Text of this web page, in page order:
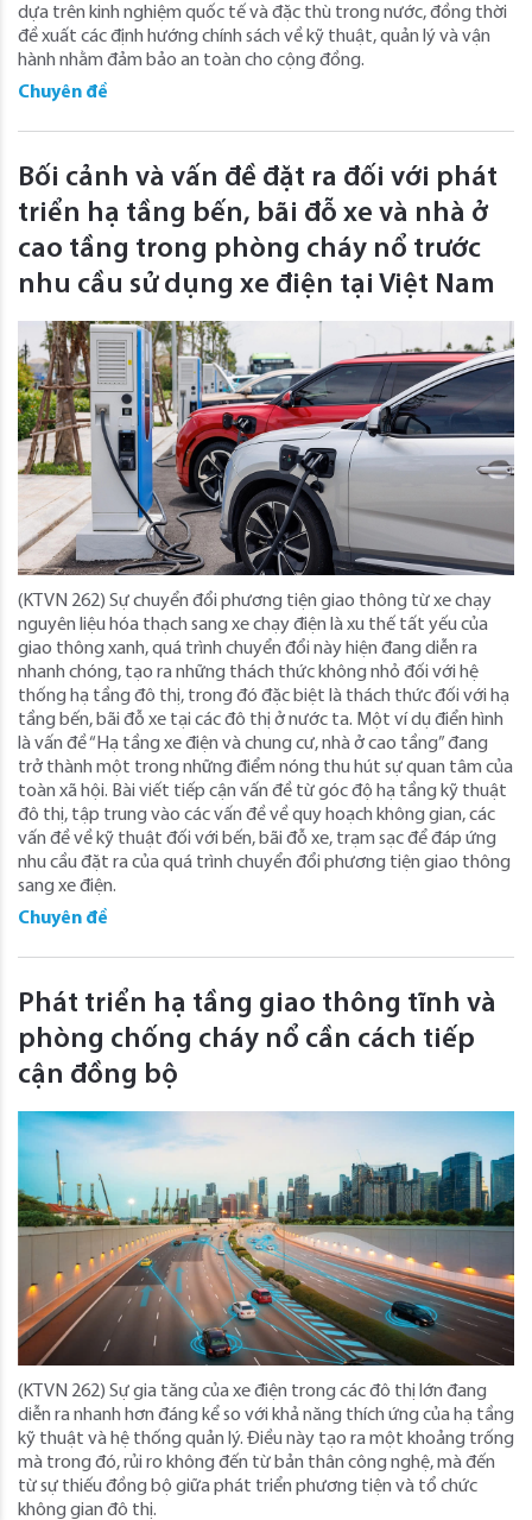
dựa trên kinh nghiệm quốc tế và đặc thù trong nước, đồng thời
đề xuất các định hướng chính sách về kỹ thuật, quản lý và vận
hành nhằm đảm bảo an toàn cho cộng đồng.
Chuyên đề
Bối cảnh và vấn đề đặt ra đối với phát
triển hạ tầng bến, bãi đỗ xe và nhà ở
cao tầng trong phòng cháy nổ trước
nhu cầu sử dụng xe điện tại Việt Nam
(KTVN 262) Sự chuyển đổi phương tiện giao thông từ xe chạy
nguyên liệu hóa thạch sang xe chạy điện là xu thế tất yếu của
giao thông xanh, quá trình chuyển đổi này hiện đang diễn ra
nhanh chóng, tạo ra những thách thức không nhỏ đối với hệ
thống hạ tầng đô thị, trong đó đặc biệt là thách thức đối với hạ
tầng bến, bãi đỗ xe tại các đô thị ở nước ta. Một ví dụ điển hình
là vấn đề “Hạ tầng xe điện và chung cư, nhà ở cao tầng” đang
trở thành một trong những điểm nóng thu hút sự quan tâm của
toàn xã hội. Bài viết tiếp cận vấn đề từ góc độ hạ tầng kỹ thuật
đô thị, tập trung vào các vấn đề về quy hoạch không gian, các
vấn đề về kỹ thuật đối với bến, bãi đỗ xe, trạm sạc để đáp ứng
nhu cầu đặt ra của quá trình chuyển đổi phương tiện giao thông
sang xe điện.
Chuyên đề
Phát triển hạ tầng giao thông tĩnh và
phòng chống cháy nổ cần cách tiếp
cận đồng bộ
(KTVN 262) Sự gia tăng của xe điện trong các đô thị lớn đang
diễn ra nhanh hơn đáng kể so với khả năng thích ứng của hạ tầng
kỹ thuật và hệ thống quản lý. Điều này tạo ra một khoảng trống
mà trong đó, rủi ro không đến từ bản thân công nghệ, mà đến
từ sự thiếu đồng bộ giữa phát triển phương tiện và tổ chức
không gian đô thị.